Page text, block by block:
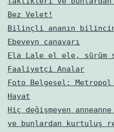
Bez Velet!
Bilinçli ananın
Ebeveyn canavarı
Ela Lale el ele, sürüm
Faaliyetçi Analar
Foto Belgesel:
Hayat
Hiç değişmeyen
ve bunlardan kurtuluş